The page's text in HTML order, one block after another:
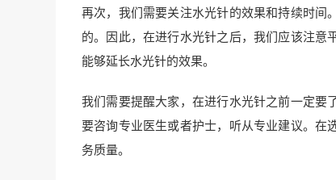
再次，我们需要关注水光针的效果和持续时间
的。因此，在进行水光针之后，我们应该注意
能够延长水光针的效果。
我们需要提醒大家，在进行水光针之前一定要
要咨询专业医生或者护士，听从专业建议。在
务质量。